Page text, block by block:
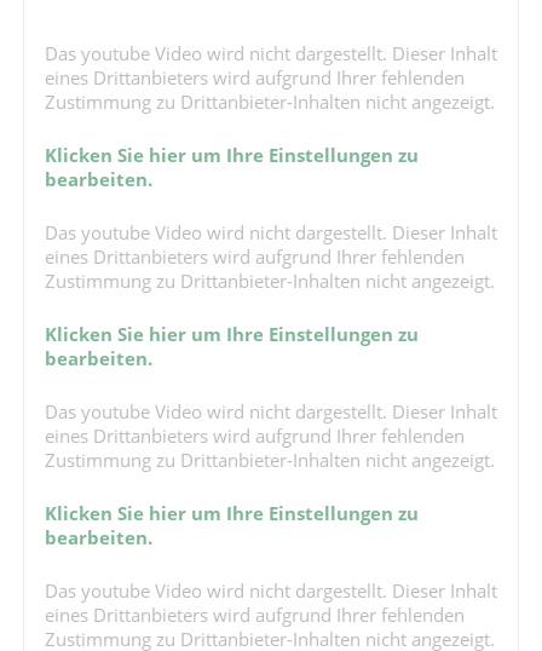
Das youtube Video wird nicht dargestellt. Dieser Inhalt
eines Drittanbieters wird aufgrund Ihrer fehlenden
Zustimmung zu Drittanbieter-Inhalten nicht angezeigt.
Klicken Sie hier um Ihre Einstellungen zu
bearbeiten.
Das youtube Video wird nicht dargestellt. Dieser Inhalt
eines Drittanbieters wird aufgrund Ihrer fehlenden
Zustimmung zu Drittanbieter-Inhalten nicht angezeigt.
Klicken Sie hier um Ihre Einstellungen zu
bearbeiten.
Das youtube Video wird nicht dargestellt. Dieser Inhalt
eines Drittanbieters wird aufgrund Ihrer fehlenden
Zustimmung zu Drittanbieter-Inhalten nicht angezeigt.
Klicken Sie hier um Ihre Einstellungen zu
bearbeiten.
Das youtube Video wird nicht dargestellt. Dieser Inhalt
eines Drittanbieters wird aufgrund Ihrer fehlenden
Zustimmung zu Drittanbieter-Inhalten nicht angezeigt.